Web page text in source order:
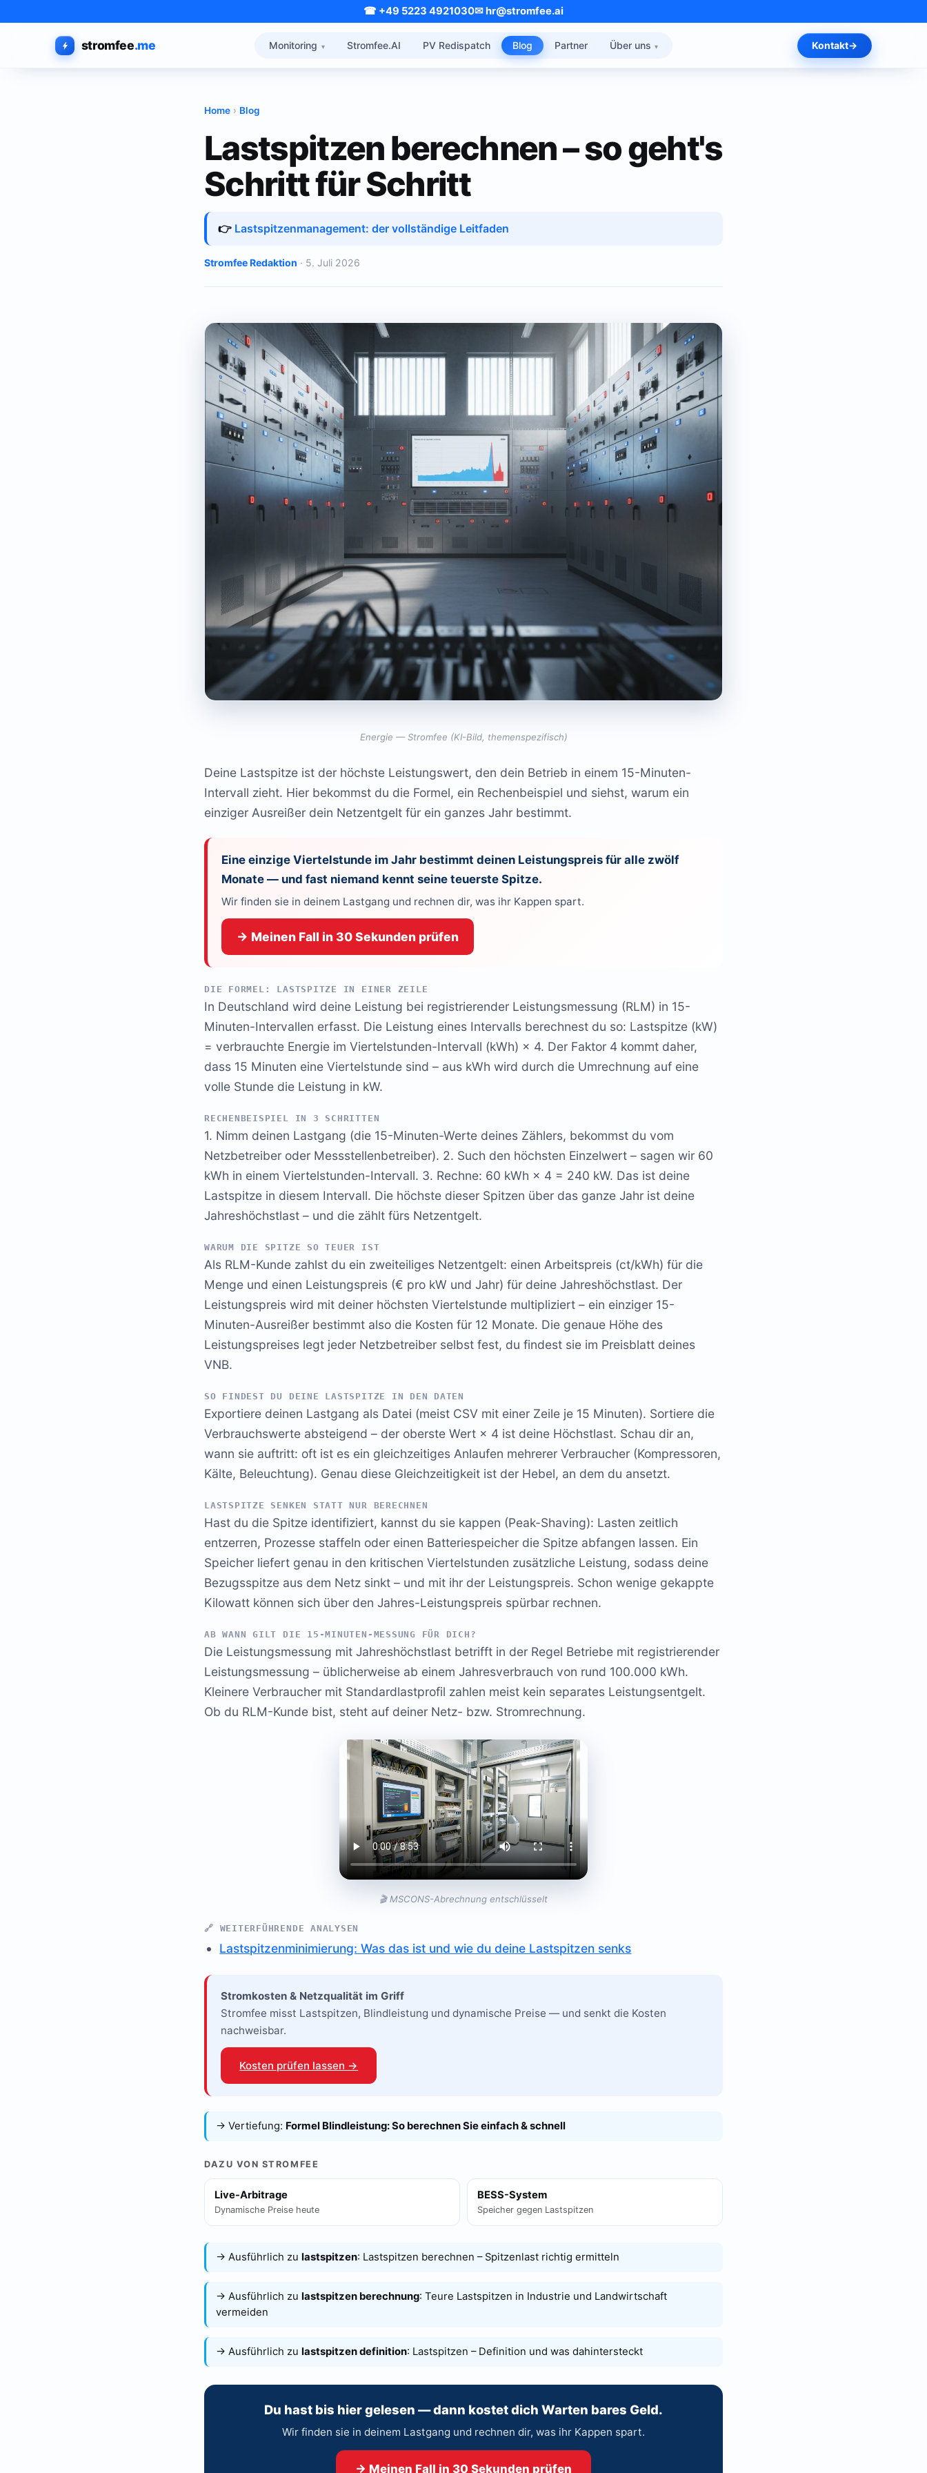
☎ +49 5223 4921030✉ hr@stromfee.ai
stromfee.me Monitoring Stromfee.AI PV Redispatch Blog Partner Über uns Kontakt
Home › Blog
Lastspitzen berechnen – so geht's
Schritt für Schritt
👉 Lastspitzenmanagement: der vollständige Leitfaden
Stromfee Redaktion · 5. Juli 2026
Energie — Stromfee (KI-Bild, themenspezifisch)
Deine Lastspitze ist der höchste Leistungswert, den dein Betrieb in einem 15-Minuten-
Intervall zieht. Hier bekommst du die Formel, ein Rechenbeispiel und siehst, warum ein
einziger Ausreißer dein Netzentgelt für ein ganzes Jahr bestimmt.
Eine einzige Viertelstunde im Jahr bestimmt deinen Leistungspreis für alle zwölf
Monate — und fast niemand kennt seine teuerste Spitze.
Wir finden sie in deinem Lastgang und rechnen dir, was ihr Kappen spart.
→ Meinen Fall in 30 Sekunden prüfen
DIE FORMEL: LASTSPITZE IN EINER ZEILE
In Deutschland wird deine Leistung bei registrierender Leistungsmessung (RLM) in 15-
Minuten-Intervallen erfasst. Die Leistung eines Intervalls berechnest du so: Lastspitze (kW)
= verbrauchte Energie im Viertelstunden-Intervall (kWh) × 4. Der Faktor 4 kommt daher,
dass 15 Minuten eine Viertelstunde sind – aus kWh wird durch die Umrechnung auf eine
volle Stunde die Leistung in kW.
RECHENBEISPIEL IN 3 SCHRITTEN
1. Nimm deinen Lastgang (die 15-Minuten-Werte deines Zählers, bekommst du vom
Netzbetreiber oder Messstellenbetreiber). 2. Such den höchsten Einzelwert – sagen wir 60
kWh in einem Viertelstunden-Intervall. 3. Rechne: 60 kWh × 4 = 240 kW. Das ist deine
Lastspitze in diesem Intervall. Die höchste dieser Spitzen über das ganze Jahr ist deine
Jahreshöchstlast – und die zählt fürs Netzentgelt.
WARUM DIE SPITZE SO TEUER IST
Als RLM-Kunde zahlst du ein zweiteiliges Netzentgelt: einen Arbeitspreis (ct/kWh) für die
Menge und einen Leistungspreis (€ pro kW und Jahr) für deine Jahreshöchstlast. Der
Leistungspreis wird mit deiner höchsten Viertelstunde multipliziert – ein einziger 15-
Minuten-Ausreißer bestimmt also die Kosten für 12 Monate. Die genaue Höhe des
Leistungspreises legt jeder Netzbetreiber selbst fest, du findest sie im Preisblatt deines
VNB.
SO FINDEST DU DEINE LASTSPITZE IN DEN DATEN
Exportiere deinen Lastgang als Datei (meist CSV mit einer Zeile je 15 Minuten). Sortiere die
Verbrauchswerte absteigend – der oberste Wert × 4 ist deine Höchstlast. Schau dir an,
wann sie auftritt: oft ist es ein gleichzeitiges Anlaufen mehrerer Verbraucher (Kompressoren,
Kälte, Beleuchtung). Genau diese Gleichzeitigkeit ist der Hebel, an dem du ansetzt.
LASTSPITZE SENKEN STATT NUR BERECHNEN
Hast du die Spitze identifiziert, kannst du sie kappen (Peak-Shaving): Lasten zeitlich
entzerren, Prozesse staffeln oder einen Batteriespeicher die Spitze abfangen lassen. Ein
Speicher liefert genau in den kritischen Viertelstunden zusätzliche Leistung, sodass deine
Bezugsspitze aus dem Netz sinkt – und mit ihr der Leistungspreis. Schon wenige gekappte
Kilowatt können sich über den Jahres-Leistungspreis spürbar rechnen.
AB WANN GILT DIE 15-MINUTEN-MESSUNG FÜR DICH?
Die Leistungsmessung mit Jahreshöchstlast betrifft in der Regel Betriebe mit registrierender
Leistungsmessung – üblicherweise ab einem Jahresverbrauch von rund 100.000 kWh.
Kleinere Verbraucher mit Standardlastprofil zahlen meist kein separates Leistungsentgelt.
Ob du RLM-Kunde bist, steht auf deiner Netz- bzw. Stromrechnung.
🎬 MSCONS-Abrechnung entschlüsselt
🔗 WEITERFÜHRENDE ANALYSEN
Lastspitzenminimierung: Was das ist und wie du deine Lastspitzen senks
Stromkosten & Netzqualität im Griff
Stromfee misst Lastspitzen, Blindleistung und dynamische Preise — und senkt die Kosten
nachweisbar.
Kosten prüfen lassen →
→ Vertiefung: Formel Blindleistung: So berechnen Sie einfach & schnell
DAZU VON STROMFEE
Live-Arbitrage
Dynamische Preise heute
BESS-System
Speicher gegen Lastspitzen
→ Ausführlich zu lastspitzen: Lastspitzen berechnen – Spitzenlast richtig ermitteln
→ Ausführlich zu lastspitzen berechnung: Teure Lastspitzen in Industrie und Landwirtschaft
vermeiden
→ Ausführlich zu lastspitzen definition: Lastspitzen – Definition und was dahintersteckt
Du hast bis hier gelesen — dann kostet dich Warten bares Geld.
Wir finden sie in deinem Lastgang und rechnen dir, was ihr Kappen spart.
→ Meinen Fall in 30 Sekunden prüfen